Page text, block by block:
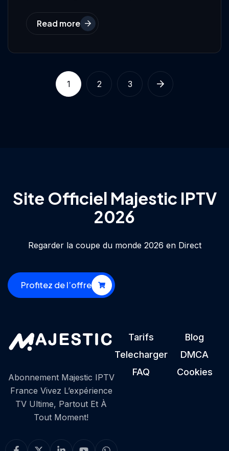
Read more
1 2 3
Site Officiel Majestic IPTV
2026
Regarder la coupe du monde 2026 en Direct
Profitez de l’offre
Abonnement Majestic IPTV
France Vivez L’expérience
TV Ultime, Partout Et À
Tout Moment!
Tarifs
Telecharger
FAQ
Blog
DMCA
Cookies